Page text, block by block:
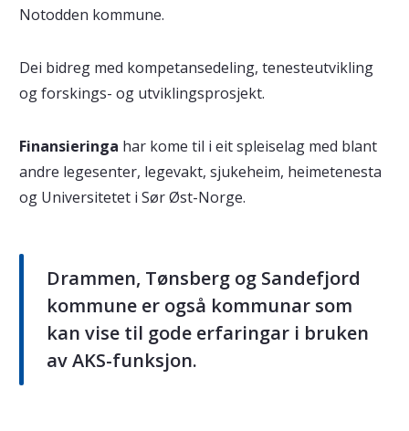
Notodden kommune.
Dei bidreg med kompetansedeling, tenesteutvikling
og forskings- og utviklingsprosjekt.
Finansieringa har kome til i eit spleiselag med blant
andre legesenter, legevakt, sjukeheim, heimetenesta
og Universitetet i Sør Øst-Norge.
Drammen, Tønsberg og Sandefjord
kommune er også kommunar som
kan vise til gode erfaringar i bruken
av AKS-funksjon.